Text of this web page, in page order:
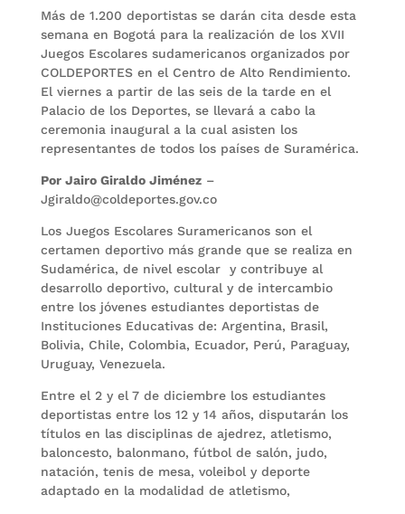
Más de 1.200 deportistas se darán cita desde esta
semana en Bogotá para la realización de los XVII
Juegos Escolares sudamericanos organizados por
COLDEPORTES en el Centro de Alto Rendimiento.
El viernes a partir de las seis de la tarde en el
Palacio de los Deportes, se llevará a cabo la
ceremonia inaugural a la cual asisten los
representantes de todos los países de Suramérica.
Por Jairo Giraldo Jiménez–
Jgiraldo@coldeportes.gov.co
Los Juegos Escolares Suramericanos son el
certamen deportivo más grande que se realiza en
Sudamérica, de nivel escolar y contribuye al
desarrollo deportivo, cultural y de intercambio
entre los jóvenes estudiantes deportistas de
Instituciones Educativas de: Argentina, Brasil,
Bolivia, Chile, Colombia, Ecuador, Perú, Paraguay,
Uruguay, Venezuela.
Entre el 2 y el 7 de diciembre los estudiantes
deportistas entre los 12 y 14 años, disputarán los
títulos en las disciplinas de ajedrez, atletismo,
baloncesto, balonmano, fútbol de salón, judo,
natación, tenis de mesa, voleibol y deporte
adaptado en la modalidad de atletismo,